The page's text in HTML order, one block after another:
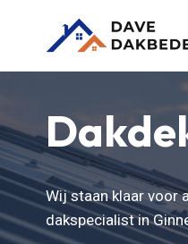
Wij staan klaar voor
dakspecialist in